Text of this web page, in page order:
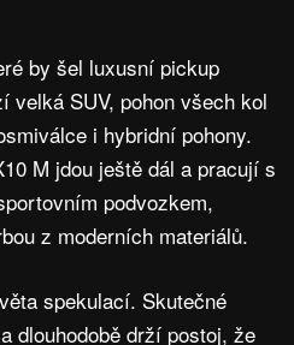
by šel luxusní pickup
SUV, pohon všech kol
i hybridní pohony.
M jdou ještě dál a pracují s
podvozkem,
z moderních materiálů.
spekulací. Skutečné
dlouhodobě drží postoj, že